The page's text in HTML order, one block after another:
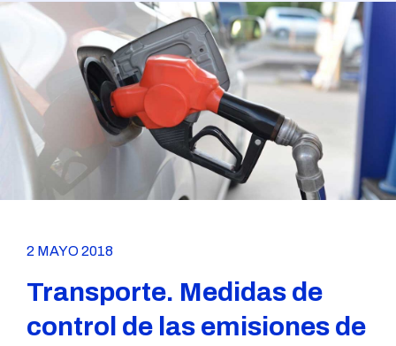
2 MAYO 2018
Transporte. Medidas de
control de las emisiones de